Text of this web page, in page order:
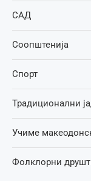
САД
Соопштенија
Спорт
Традиционални
Учиме
Фолклорни